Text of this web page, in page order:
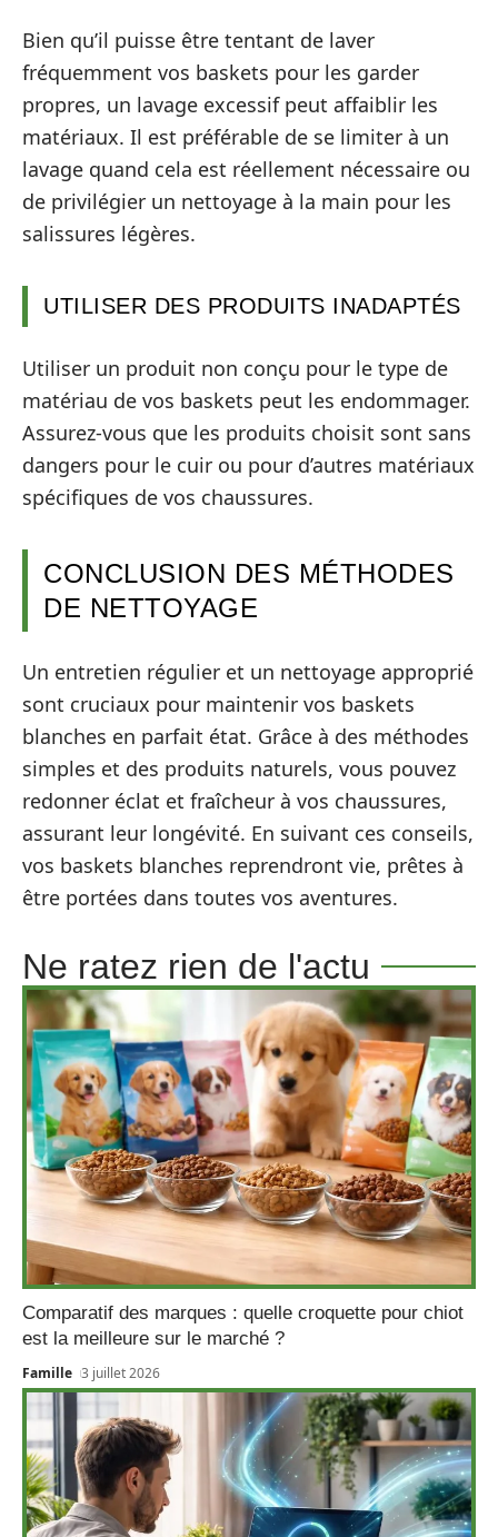
Bien qu’il puisse être tentant de laver
fréquemment vos baskets pour les garder
propres, un lavage excessif peut affaiblir les
matériaux. Il est préférable de se limiter à un
lavage quand cela est réellement nécessaire ou
de privilégier un nettoyage à la main pour les
salissures légères.
UTILISER DES PRODUITS INADAPTÉS
Utiliser un produit non conçu pour le type de
matériau de vos baskets peut les endommager.
Assurez-vous que les produits choisit sont sans
dangers pour le cuir ou pour d’autres matériaux
spécifiques de vos chaussures.
CONCLUSION DES MÉTHODES
DE NETTOYAGE
Un entretien régulier et un nettoyage approprié
sont cruciaux pour maintenir vos baskets
blanches en parfait état. Grâce à des méthodes
simples et des produits naturels, vous pouvez
redonner éclat et fraîcheur à vos chaussures,
assurant leur longévité. En suivant ces conseils,
vos baskets blanches reprendront vie, prêtes à
être portées dans toutes vos aventures.
Ne ratez rien de l'actu
Comparatif des marques : quelle croquette pour chiot
est la meilleure sur le marché ?
Famille 3 juillet 2026